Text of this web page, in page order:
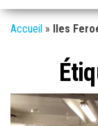
Accueil » Iles